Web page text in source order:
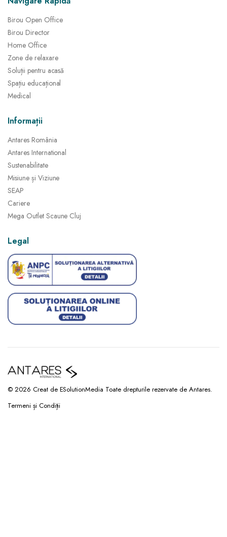
Birou Open Office
Birou Director
Home Office
Zone de relaxare
Soluții pentru acasă
Spațiu educațional
Medical
Informații
Antares România
Antares International
Sustenabilitate
Misiune și Viziune
SEAP
Cariere
Mega Outlet Scaune Cluj
Legal
© 2026 Creat de ESolutionMedia Toate drepturile rezervate de Antares.
Termeni și Condiții